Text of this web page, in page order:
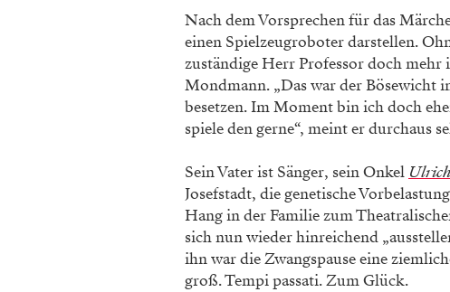
Nach dem Vorsprechen für das
einen Spielzeugroboter darstellen.
zuständige Herr Professor doch
Mondmann. „Das war der Bösewicht
besetzen. Im Moment bin ich doch
spiele den gerne“, meint er durchaus
Sein Vater ist Sänger, sein Onkel
Josefstadt, die genetische
Hang in der Familie zum
sich nun wieder hinreichend
ihn war die Zwangspause eine
groß. Tempi passati. Zum Glück.